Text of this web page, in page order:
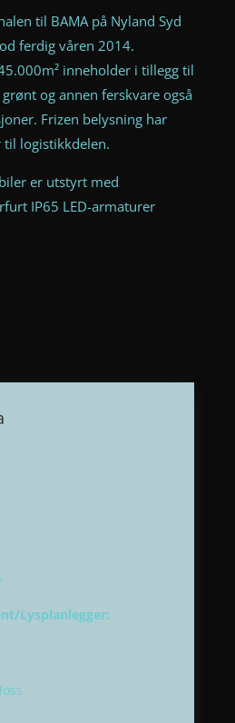
til BAMA på Nyland Syd
ferdig våren 2014.
inneholder i tillegg til
og annen ferskvare også
Frizen belysning har
til logistikkdelen.
er utstyrt med
IP65 LED-armaturer
Lysplanlegger: